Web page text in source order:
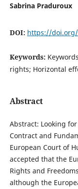
Sabrina Praduroux
DOI: https://doi.org/
Keywords:
rights; Horizontal
Abstract
Abstract: Looking
Contract and
European Court of
accepted that the
Rights and
although the